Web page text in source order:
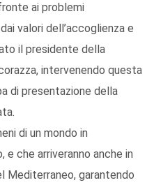
ai problemi
valori dell’accoglienza e
il presidente della
intervenendo questa
di presentazione della
di un mondo in
che arriveranno anche in
Mediterraneo, garantendo